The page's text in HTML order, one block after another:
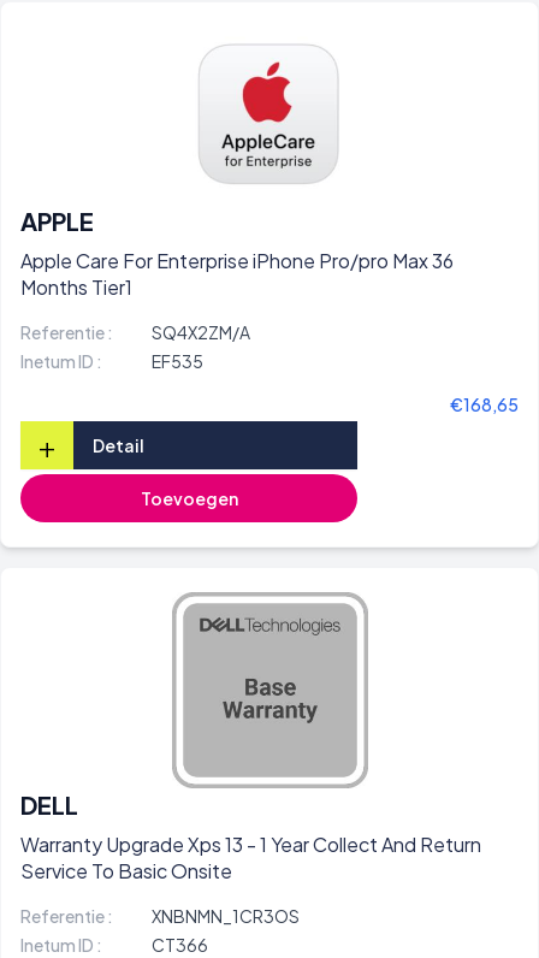
APPLE
Apple Care For Enterprise iPhone Pro/pro Max 36
Months Tier1
Referentie :
SQ4X2ZM/A
Inetum ID :
EF535
€168,65
+ Detail
Toevoegen
DELL
Warranty Upgrade Xps 13 - 1 Year Collect And Return
Service To Basic Onsite
Referentie :
XNBNMN_1CR3OS
Inetum ID :
CT366